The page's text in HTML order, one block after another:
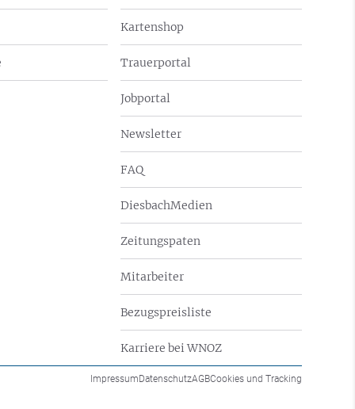
Kartenshop
Trauerportal
Jobportal
Newsletter
FAQ
DiesbachMedien
Zeitungspaten
Mitarbeiter
Bezugspreisliste
Karriere bei WNOZ
ImpressumDatenschutzAGBCookies und Tracking